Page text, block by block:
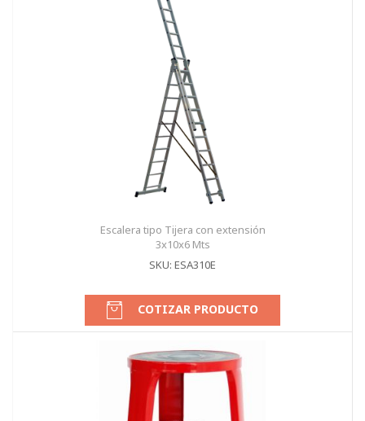
Escalera tipo Tijera con extensión
3x10x6 Mts
SKU: ESA310E
COTIZAR PRODUCTO